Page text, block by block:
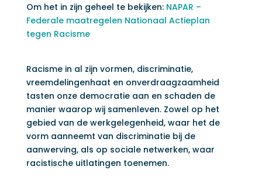
Om het in zijn geheel te bekijken: NAPAR –
Federale maatregelen Nationaal Actieplan
tegen Racisme
Racisme in al zijn vormen, discriminatie,
vreemdelingenhaat en onverdraagzaamheid
tasten onze democratie aan en schaden de
manier waarop wij samenleven. Zowel op het
gebied van de werkgelegenheid, waar het de
vorm aanneemt van discriminatie bij de
aanwerving, als op sociale netwerken, waar
racistische uitlatingen toenemen.